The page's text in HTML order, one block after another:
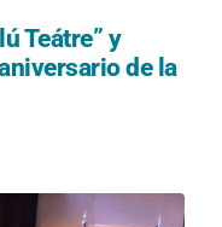
Teátre” y
de la